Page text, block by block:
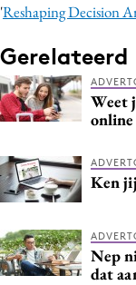
'Reshaping Decision
Gerelateerd
Weet
Ken
Nep
dat